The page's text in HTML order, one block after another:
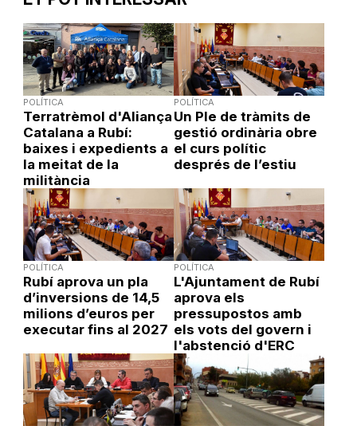
POLÍTICA
Terratrèmol d'Aliança
Catalana a Rubí:
baixes i expedients a
la meitat de la
militància
POLÍTICA
Un Ple de tràmits de
gestió ordinària obre
el curs polític
després de l’estiu
POLÍTICA
Rubí aprova un pla
d’inversions de 14,5
milions d’euros per
executar fins al 2027
POLÍTICA
L'Ajuntament de Rubí
aprova els
pressupostos amb
els vots del govern i
l'abstenció d'ERC